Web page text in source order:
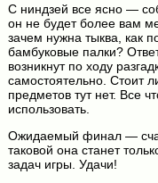
С ниндзей все ясно —
он не будет более вам
зачем нужна тыква, как
бамбуковые палки?
возникнут по ходу
самостоятельно. Стоит
предметов тут нет. Все
использовать.
Ожидаемый финал —
таковой она станет
задач игры. Удачи!